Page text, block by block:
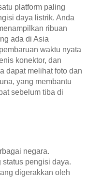
platform paling
daya listrik. Anda
ribuan
ada di Asia
waktu nyata
konektor, dan
dapat melihat foto dan
yang membantu
sebelum tiba di
negara.
status pengisi daya.
digerakkan oleh